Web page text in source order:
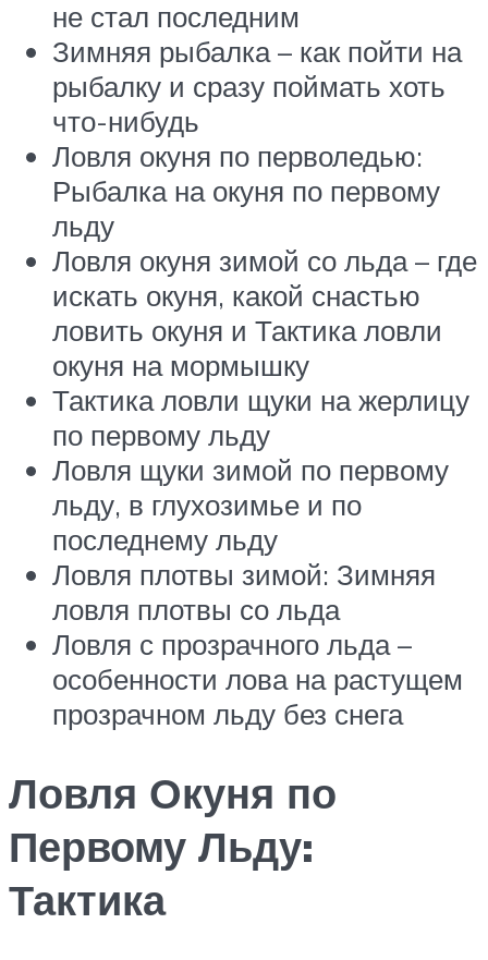
не стал последним
Зимняя рыбалка – как пойти на
рыбалку и сразу поймать хоть
что-нибудь
Ловля окуня по перволедью:
Рыбалка на окуня по первому
льду
Ловля окуня зимой со льда – где
искать окуня, какой снастью
ловить окуня и Тактика ловли
окуня на мормышку
Тактика ловли щуки на жерлицу
по первому льду
Ловля щуки зимой по первому
льду, в глухозимье и по
последнему льду
Ловля плотвы зимой: Зимняя
ловля плотвы со льда
Ловля с прозрачного льда –
особенности лова на растущем
прозрачном льду без снега
Ловля Окуня по
Первому Льду:
Тактика